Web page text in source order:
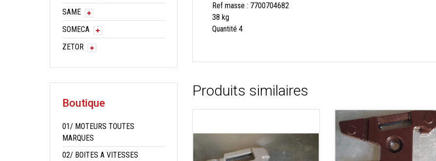
Ref masse : 7700704682
38 kg
Quantité 4
Produits similaires
SAME
SOMECA
ZETOR
Boutique
01/ MOTEURS TOUTES
MARQUES
02/ BOITES A VITESSES